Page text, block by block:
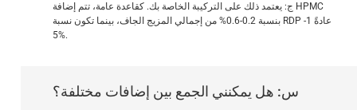
ج: يعتمد ذلك على التركيبة الخاصة بك. كقاعدة عامة، تتم إضافة HPMC
بنسبة 0.2-0.6% من إجمالي المزيج الجاف، بينما تكون نسبة RDP عادةً 1-
5%.
س: هل يمكنني الجمع بين إضافات مختلفة؟